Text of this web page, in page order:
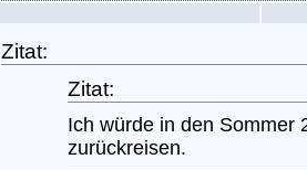
Zitat:
Zitat:
Ich würde in den Sommer
zurückreisen.